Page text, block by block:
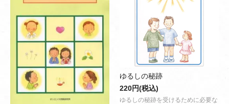
ゆるしの秘跡
220円(税込)
ゆるしの秘跡を受けるために必要な